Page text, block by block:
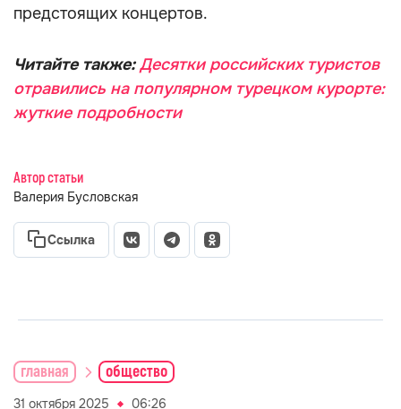
предстоящих концертов.
Читайте также:Десятки российских туристов
отравились на популярном турецком курорте:
жуткие подробности
Автор статьи
Валерия Бусловская
Ссылка
главная общество
31 октября 2025 06:26